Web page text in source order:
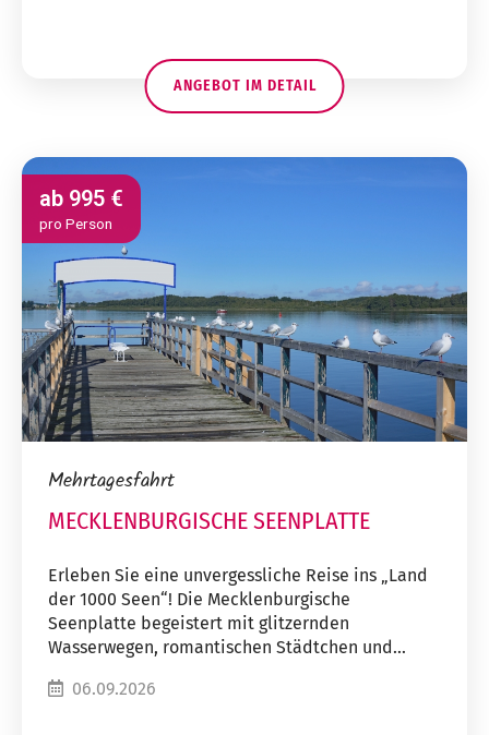
ANGEBOT IM DETAIL
ab 995 €
pro Person
Mehrtagesfahrt
MECKLENBURGISCHE SEENPLATTE
Erleben Sie eine unvergessliche Reise ins „Land
der 1000 Seen“! Die Mecklenburgische
Seenplatte begeistert mit glitzernden
Wasserwegen, romantischen Städtchen und...
06.09.2026